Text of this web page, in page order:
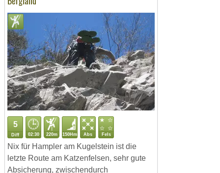
5
Diff 02:30 220m 150Hm Abs Fels
Nix für Hampler am Kugelstein ist die
letzte Route am Katzenfelsen, sehr gute
Absicherung, zwischendurch